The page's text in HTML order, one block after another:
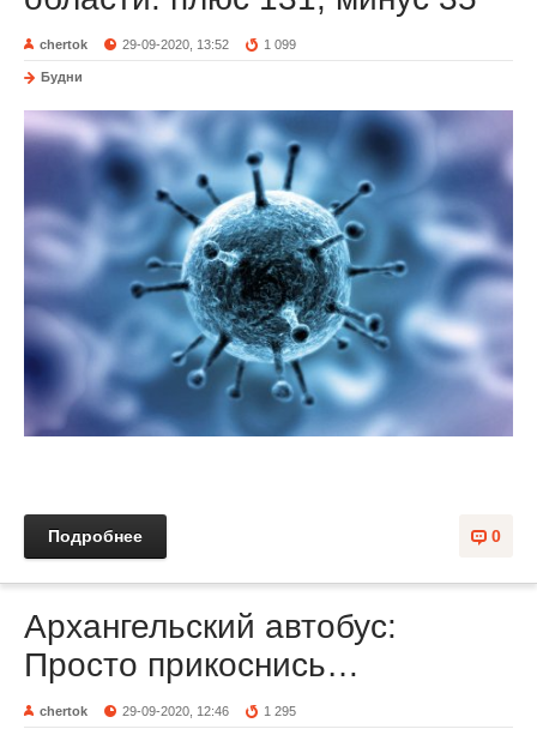
chertok 29-09-2020, 13:52 1 099
Будни
0
Подробнее
Архангельский автобус:
Просто прикоснись…
chertok 29-09-2020, 12:46 1 295